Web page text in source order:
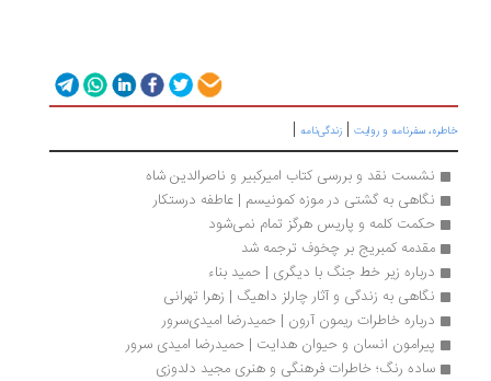
سفرنامه‌ و روایت|زندگی‌نامه |
نشست نقد و بررسی کتاب امیرکبیر و ناصرالدین شاه
نگاهی به گشتی در موزه کمونیسم | عاطفه درستکار
حکمت کلمه و پاریس هرگز تمام نمی‌شود
مقدمه کمبریج بر چخوف ترجمه شد
درباره زیر خط جنگ با دیگری | حمید بناء
نگاهی به زندگی و آثار چارلز داهیگ | زهرا تهرانی
درباره خاطرات ریمون آرون | حمیدرضا امیدی‌سرور
پیرامون انسان و حیوان هدایت | حمیدرضا امیدی سرور
ساده رنگ؛ خاطرات فرهنگی و هنری مجید دلدوزی